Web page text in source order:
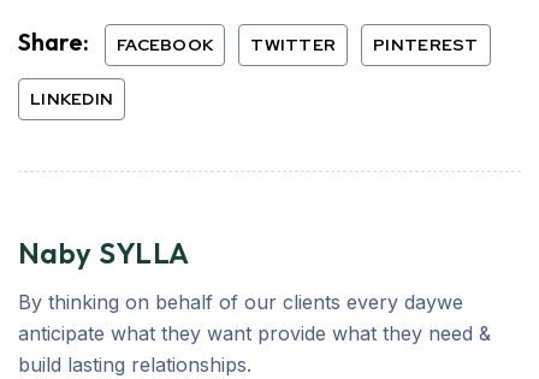
Share: FACEBOOK TWITTER PINTEREST
LINKEDIN
Naby SYLLA
By thinking on behalf of our clients every daywe
anticipate what they want provide what they need &
build lasting relationships.